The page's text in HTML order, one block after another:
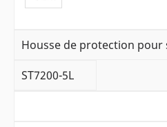
Housse de protection pour
ST7200-5L